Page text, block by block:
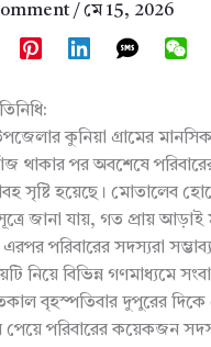
/ মে 15, 2026
কুনিয়া গ্রামের
থাকার পর অবশেষে
সৃষ্টি হয়েছে। মোতালেব
সূত্রে জানা যায়, গত প্রায়
পরিবারের সদস্যরা
নিয়ে বিভিন্ন গণমাধ্যমে
বৃহস্পতিবার দুপুরের দিকে
পরিবারের কয়েকজন